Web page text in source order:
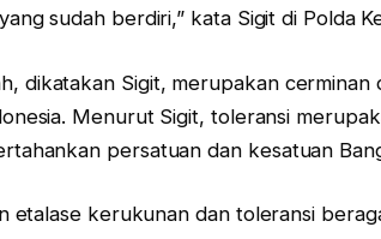
sudah berdiri,” kata Sigit di Polda
dikatakan Sigit, merupakan cerminan
Menurut Sigit, toleransi
persatuan dan kesatuan
etalase kerukunan dan toleransi